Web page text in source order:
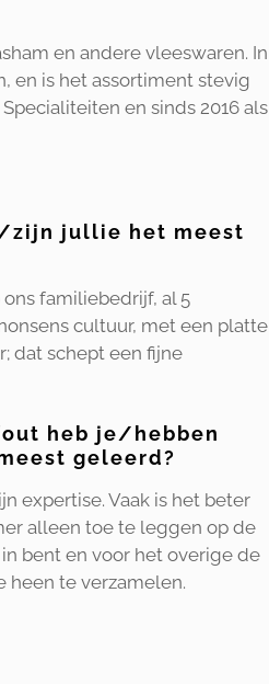
en andere vleeswaren. In
en is het assortiment stevig
en sinds 2016 als
zijn jullie het meest
familiebedrijf, al 5
cultuur, met een platte
dat schept een fijne
heb je/hebben
geleerd?
expertise. Vaak is het beter
alleen toe te leggen op de
bent en voor het overige de
heen te verzamelen.